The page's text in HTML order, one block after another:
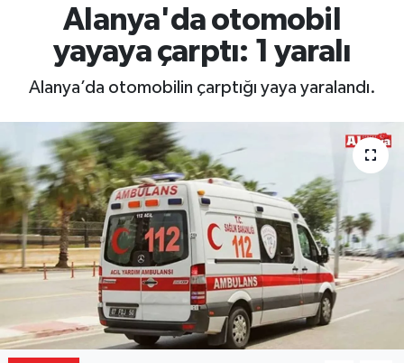
Alanya'da otomobil
yayaya çarptı: 1 yaralı
Alanya’da otomobilin çarptığı yaya yaralandı.
Diğer
Dünya
Ekonomi
Gizlilik İlkeleri - Privacy Policy
Güncel
Gündem
Politika
Spor
Haber Arşivi